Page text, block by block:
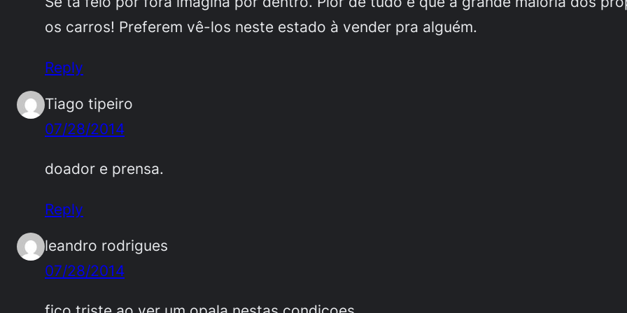
os carros! Preferem vê-los neste estado à vender pra alguém.
Reply
Tiago tipeiro
07/28/2014
doador e prensa.
Reply
leandro rodrigues
07/28/2014